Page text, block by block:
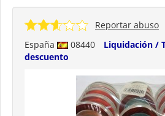
España 08440
Liquidación /
descuento
Reportar abuso